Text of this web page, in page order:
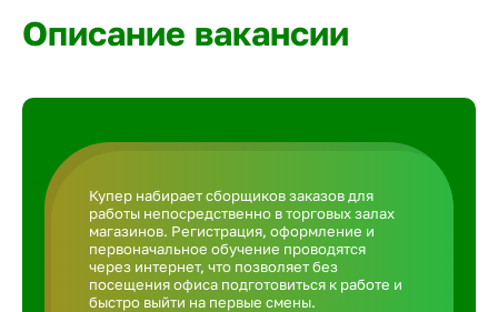
Описание вакансии
Купер набирает сборщиков заказов для
работы непосредственно в торговых залах
магазинов. Регистрация, оформление и
первоначальное обучение проводятся
через интернет, что позволяет без
посещения офиса подготовиться к работе и
быстро выйти на первые смены.